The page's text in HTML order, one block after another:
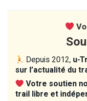
Depuis 2012, u-
sur l’actualité du
Votre soutien
trail libre et